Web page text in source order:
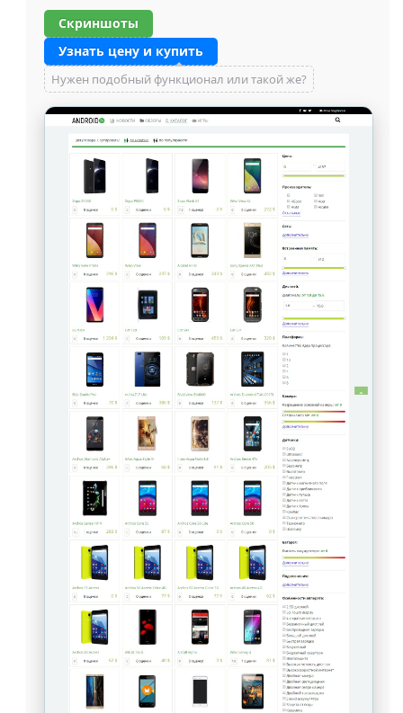
Скриншоты
Узнать цену и купить
Нужен подобный функционал или такой же?